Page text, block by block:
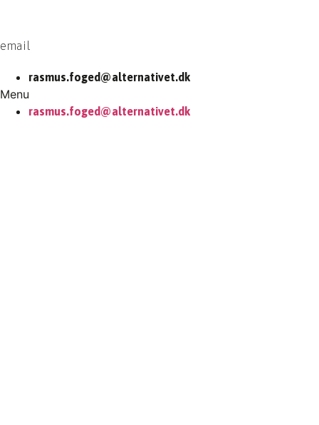
email
rasmus.foged@alternativet.dk
Menu
rasmus.foged@alternativet.dk